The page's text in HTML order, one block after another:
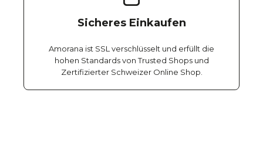
Sicheres Einkaufen
Amorana ist SSL verschlüsselt und erfüllt die
hohen Standards von Trusted Shops und
Zertifizierter Schweizer Online Shop.